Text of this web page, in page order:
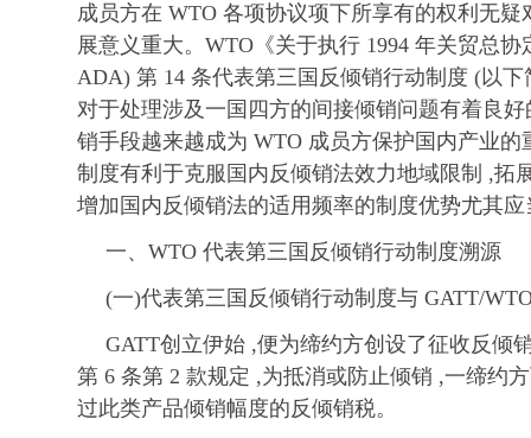
成员方在 WTO 各项协议项下所享有的权利无
展意义重大。WTO《关于执行 1994 年关贸总
ADA) 第 14 条代表第三国反倾销行动制度 (以下
对于处理涉及一国四方的间接倾销问题有着良
销手段越来越成为 WTO 成员方保护国内产业的
制度有利于克服国内反倾销法效力地域限制 ,拓
增加国内反倾销法的适用频率的制度优势尤其
一、WTO 代表第三国反倾销行动制度溯源
(一)代表第三国反倾销行动制度与 GATT/
GATT创立伊始 ,便为缔约方创设了征收反倾
第 6 条第 2 款规定 ,为抵消或防止倾销 ,一缔约
过此类产品倾销幅度的反倾销税。